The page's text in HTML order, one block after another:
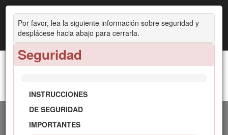
Por favor, lea la siguiente información sobre seguridad y
desplácese hacia abajo para cerrarla.
Seguridad
INSTRUCCIONES
DE SEGURIDAD
IMPORTANTES
Power System™
Introducción